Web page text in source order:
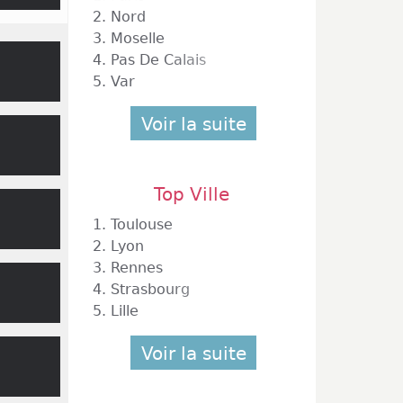
des
la
la
se
morts
vue.
Der
cette
est
n'a
2. Nord
3. Moselle
4. Pas De Calais
5. Var
Voir la suite
Top Ville
1. Toulouse
2. Lyon
3. Rennes
4. Strasbourg
5. Lille
Voir la suite